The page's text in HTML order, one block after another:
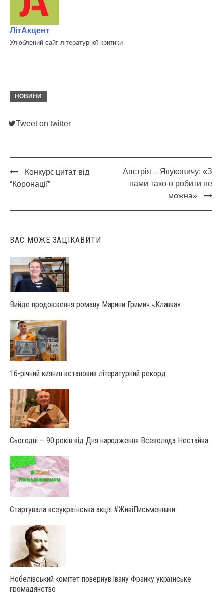
ЛітАкцент
Улюблений сайт літературної критики
НОВИНИ
Tweet on twitter
Post
Конкурс цитат від
“Коронації”
Австрія – Януковичу: «З
нами такого робити не
можна»
ВАС МОЖЕ ЗАЦІКАВИТИ
Вийде продовження роману Марини Гримич «Клавка»
16-річний киянин встановив літературний рекорд
Сьогодні – 90 років від Дня народження Всеволода Нестайка
Стартувала всеукраїнська акція #ЖивіПисьменники
Нобелівський комітет повернув Івану Франку українське
громадянство